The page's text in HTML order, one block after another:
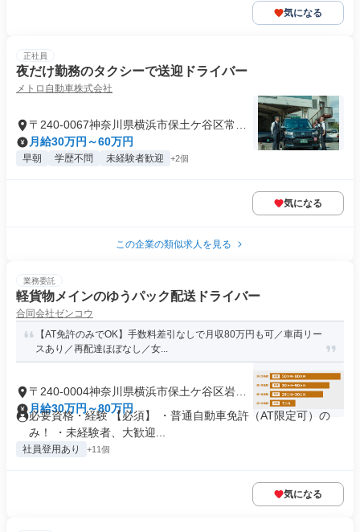
気になる
正社員
夜だけ勤務のタクシーで送迎ドライバー
メトロ自動車株式会社
〒240-0067神奈川県横浜市保土ケ谷区常盤
台
月給30万円～60万円
早朝 学歴不問 未経験者歓迎 +2個
気になる
この企業の類似求人を見る
業務委託
軽貨物メインのゆうパック配送ドライバー
合同会社ゼンコウ
【AT免許のみでOK】手数料差引なしで月収80万円も可／車両リー
スあり／再配達ほぼなし／女...
〒240-0004神奈川県横浜市保土ケ谷区岩間
町
月給30万円～80万円
必要資格・経験 【必須】 ・普通自動車免許（AT限定可）の
み！ ・未経験者、大歓迎...
社員登用あり +11個
気になる